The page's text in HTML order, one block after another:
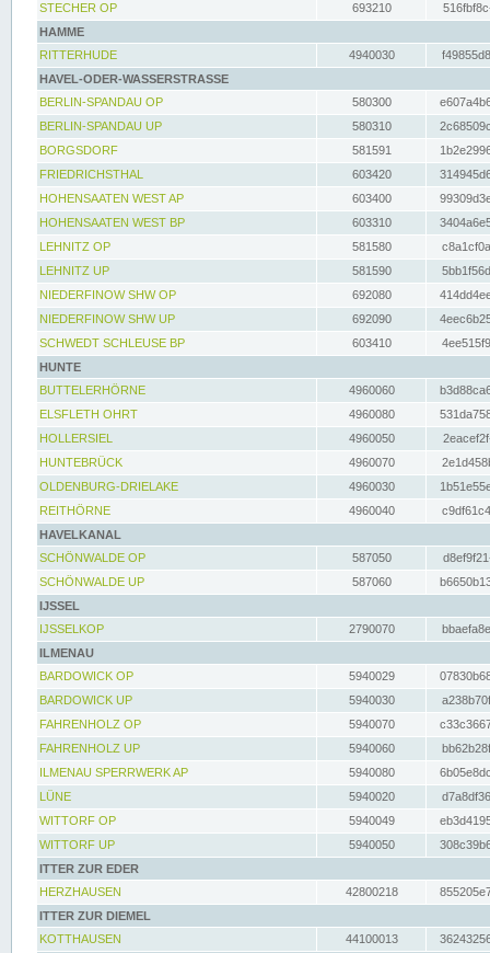
STECHER OP
693210
HAMME
RITTERHUDE
4940030
HAVEL-ODER-WASSERSTRASSE
BERLIN-SPANDAU OP
580300
BERLIN-SPANDAU UP
580310
BORGSDORF
581591
FRIEDRICHSTHAL
603420
HOHENSAATEN WEST AP
603400
HOHENSAATEN WEST BP
603310
LEHNITZ OP
581580
LEHNITZ UP
581590
NIEDERFINOW SHW OP
692080
NIEDERFINOW SHW UP
692090
SCHWEDT SCHLEUSE BP
603410
HUNTE
BUTTELERHÖRNE
4960060
ELSFLETH OHRT
4960080
HOLLERSIEL
4960050
HUNTEBRÜCK
4960070
OLDENBURG-DRIELAKE
4960030
REITHÖRNE
4960040
HAVELKANAL
SCHÖNWALDE OP
587050
SCHÖNWALDE UP
587060
IJSSEL
IJSSELKOP
2790070
ILMENAU
BARDOWICK OP
5940029
BARDOWICK UP
5940030
FAHRENHOLZ OP
5940070
FAHRENHOLZ UP
5940060
ILMENAU SPERRWERK AP
5940080
LÜNE
5940020
WITTORF OP
5940049
WITTORF UP
5940050
ITTER ZUR EDER
HERZHAUSEN
42800218
ITTER ZUR DIEMEL
KOTTHAUSEN
44100013